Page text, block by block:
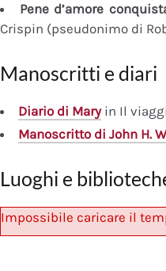
Pene d’amore
Crispin (pseudonimo di
Manoscritti e diari
Diario di Maryin Il
Manoscritto di John H.
Luoghi e
Impossibile caricare il